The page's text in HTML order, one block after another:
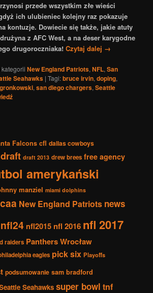
przede wszystkim złe wieści
ich ulubieniec kolejny raz pokazuje
kontuzje. Dowiecie się także, jakie atuty
z AFC West, a na deser karygodne
drugoroczniaka!Czytaj dalej →
New England Patriots,NFL,San
Seahawks |Tagi:bruce irvin,doping,
,san diego chargers,Seattle
Falcons cfl dallas cowboys
draft draft 2013 drew brees free agency
amerykański
manziel miami dolphins
New England Patriots news
nfl24 nfl2015 nfl 2016 nfl 2017
raiders Panthers Wrocław
eagles pick six Playoffs
podsumowanie sam bradford
Seahawks super bowl tnf